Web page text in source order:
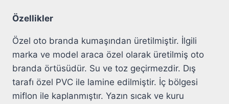
Özellikler
Özel oto branda kumaşından üretilmiştir. İlgili
marka ve model araca özel olarak üretilmiş oto
branda örtüsüdür. Su ve toz geçirmezdir. Dış
tarafı özel PVC ile lamine edilmiştir. İç bölgesi
miflon ile kaplanmıştır. Yazın sıcak ve kuru